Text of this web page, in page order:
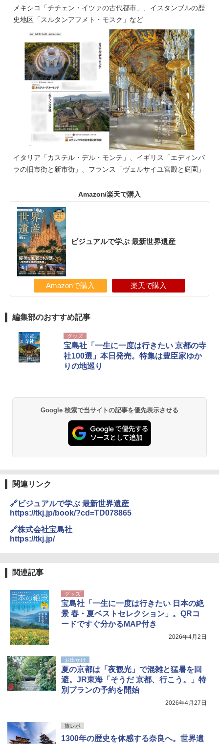
メキシコ「チチェン・イツァの古代都市」、イスタンブルの歴
史地区「スルタンアフメト・モスク」など
イタリア「カステル・デル・モンテ」、イギリス「エディンバ
ラの旧市街と新市街」、フランス「ヴェルサイユ宮殿と庭園」
Amazon/楽天で購入
ビジュアルで学ぶ 最新世界遺産
Amazonで購入 楽天で購入
編集部のおすすめ記事
グッズ
宝島社「一生に一度は行きたい 京都の寺
社100選」本日発売。特集は豊臣家ゆか
りの地巡り
Google 検索で当サイトの記事を優先表示させる
関連リンク
🔗ビジュアルで学ぶ 最新世界遺産
https://tkj.jp/book/?cd=TD078865
🔗株式会社宝島社
https://tkj.jp/
関連記事
グッズ
宝島社「一生に一度は行きたい 日本の絶
景 春・夏ベストセレクション」。QRコ
ードですぐ分かるMAP付き
2026年4月2日
お出かけ
夏の京都は「夜観光」で混雑と猛暑を回
避。JR東海「そうだ 京都、行こう。」特
別プランの予約を開始
2026年4月27日
旅レポ
1300年の歴史を体感する奈良へ。世界遺